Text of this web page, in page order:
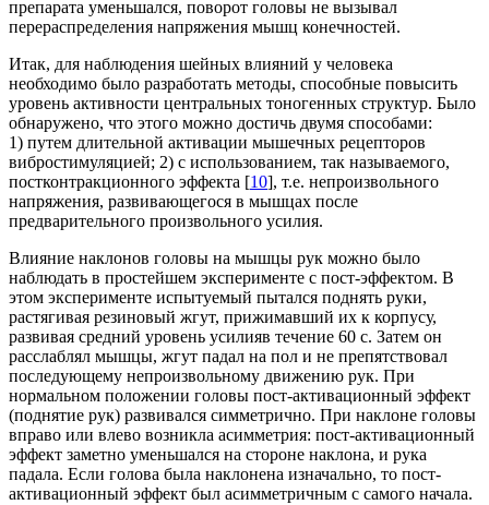
препарата уменьшался, поворот головы не вызывал
перераспределения напряжения мышц конечностей.
Итак, для наблюдения шейных влияний у человека
необходимо было разработать методы, способные повысить
уровень активности центральных тоногенных структур. Было
обнаружено, что этого можно достичь двумя способами:
1) путем длительной активации мышечных рецепторов
вибростимуляцией; 2) с использованием, так называемого,
постконтракционного эффекта [10], т.е. непроизвольного
напряжения, развивающегося в мышцах после
предварительного произвольного усилия.
Влияние наклонов головы на мышцы рук можно было
наблюдать в простейшем эксперименте с пост-эффектом. В
этом эксперименте испытуемый пытался поднять руки,
растягивая резиновый жгут, прижимавший их к корпусу,
развивая средний уровень усилияв течение 60 с. Затем он
расслаблял мышцы, жгут падал на пол и не препятствовал
последующему непроизвольному движению рук. При
нормальном положении головы пост-активационный эффект
(поднятие рук) развивался симметрично. При наклоне головы
вправо или влево возникла асимметрия: пост-активационный
эффект заметно уменьшался на стороне наклона, и рука
падала. Если голова была наклонена изначально, то пост-
активационный эффект был асимметричным с самого начала.